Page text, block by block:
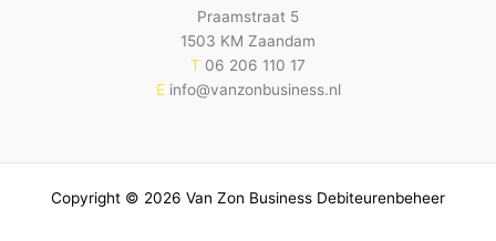
Praamstraat 5
1503 KM Zaandam
T 06 206 110 17
Einfo@vanzonbusiness.nl
Copyright © 2026 Van Zon Business Debiteurenbeheer